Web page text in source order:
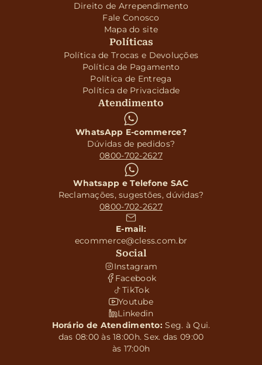
Direito de Arrependimento
Fale Conosco
Mapa do site
Políticas
Política de Trocas e Devoluções
Política de Pagamento
Política de Entrega
Política de Privacidade
Atendimento
WhatsApp E-commerce?
Dúvidas de pedidos?
0800-702-2627
Whatsapp e Telefone SAC
Reclamações, sugestões, dúvidas?
0800-702-2627
E-mail:
ecommerce@cless.com.br
Social
Instagram
Facebook
TikTok
Youtube
Linkedin
Horário de Atendimento:Seg. à Qui.
das 08:00 às 18:00h. Sex. das 09:00
às 17:00h